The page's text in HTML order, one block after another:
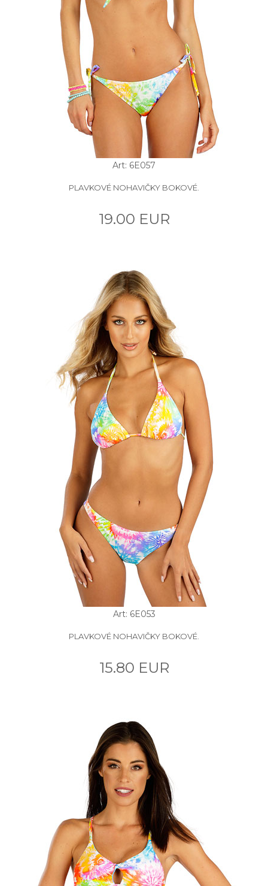
Art: 6E057
PLAVKOVÉ NOHAVIČKY BOKOVÉ.
19.00 EUR
Art: 6E053
PLAVKOVÉ NOHAVIČKY BOKOVÉ.
15.80 EUR